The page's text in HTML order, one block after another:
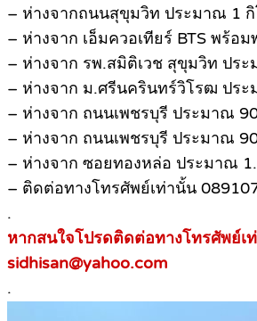
– ห่างจากถนนสุขุมวิท ประมาณ 1 กิ
– ห่างจาก เอ็มควอเทียร์ BTS พร้อ
– ห่างจาก รพ.สมิติเวช สุขุมวิท ปร
– ห่างจาก ม.ศรีนครินทร์วิโรฒ ประ
– ห่างจาก ถนนเพชรบุรี ประมาณ
– ห่างจาก ถนนเพชรบุรี ประมาณ
– ห่างจาก ซอยทองหล่อ ประมาณ
– ติดต่อทางโทรศัพย์เท่านั้น
.
หากสนใจโปรดติดต่อทางโทรศัพย์เ
sidhisan@yahoo.com
.